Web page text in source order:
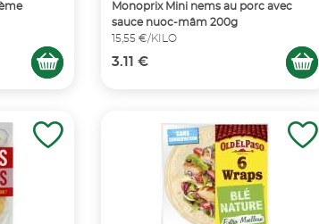
Monoprix Mini nems au porc avec
sauce nuoc-mâm 200g
15,55 €/KILO
3.11 €